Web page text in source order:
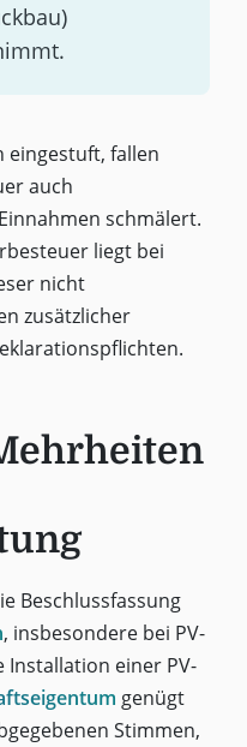
eingestuft, fallen
auch
schmälert.
liegt bei
nicht
zusätzlicher
Beschlussfassung
, insbesondere bei PV-
Installation einer PV-
genügt
Stimmen,